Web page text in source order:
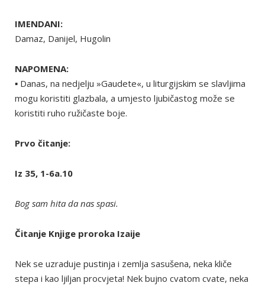
IMENDANI:
Damaz, Danijel, Hugolin
NAPOMENA:
▪ Danas, na nedjelju »Gaudete«, u liturgijskim se slavljima
mogu koristiti glazbala, a umjesto ljubičastog može se
koristiti ruho ružičaste boje.
Prvo čitanje:
Iz 35, 1-6a.10
Bog sam hita da nas spasi.
Čitanje Knjige proroka Izaije
Nek se uzraduje pustinja i zemlja sasušena, neka kliče
stepa i kao ljiljan procvjeta! Nek bujno cvatom cvate, neka